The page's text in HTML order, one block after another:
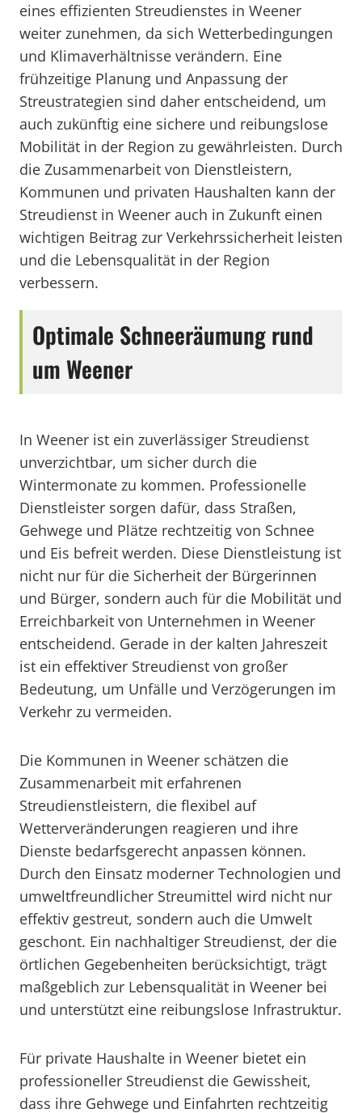
eines effizienten Streudienstes in Weener
weiter zunehmen, da sich Wetterbedingungen
und Klimaverhältnisse verändern. Eine
frühzeitige Planung und Anpassung der
Streustrategien sind daher entscheidend, um
auch zukünftig eine sichere und reibungslose
Mobilität in der Region zu gewährleisten. Durch
die Zusammenarbeit von Dienstleistern,
Kommunen und privaten Haushalten kann der
Streudienst in Weener auch in Zukunft einen
wichtigen Beitrag zur Verkehrssicherheit leisten
und die Lebensqualität in der Region
verbessern.
Optimale Schneeräumung rund
um Weener
In Weener ist ein zuverlässiger Streudienst
unverzichtbar, um sicher durch die
Wintermonate zu kommen. Professionelle
Dienstleister sorgen dafür, dass Straßen,
Gehwege und Plätze rechtzeitig von Schnee
und Eis befreit werden. Diese Dienstleistung ist
nicht nur für die Sicherheit der Bürgerinnen
und Bürger, sondern auch für die Mobilität und
Erreichbarkeit von Unternehmen in Weener
entscheidend. Gerade in der kalten Jahreszeit
ist ein effektiver Streudienst von großer
Bedeutung, um Unfälle und Verzögerungen im
Verkehr zu vermeiden.
Die Kommunen in Weener schätzen die
Zusammenarbeit mit erfahrenen
Streudienstleistern, die flexibel auf
Wetterveränderungen reagieren und ihre
Dienste bedarfsgerecht anpassen können.
Durch den Einsatz moderner Technologien und
umweltfreundlicher Streumittel wird nicht nur
effektiv gestreut, sondern auch die Umwelt
geschont. Ein nachhaltiger Streudienst, der die
örtlichen Gegebenheiten berücksichtigt, trägt
maßgeblich zur Lebensqualität in Weener bei
und unterstützt eine reibungslose Infrastruktur.
Für private Haushalte in Weener bietet ein
professioneller Streudienst die Gewissheit,
dass ihre Gehwege und Einfahrten rechtzeitig